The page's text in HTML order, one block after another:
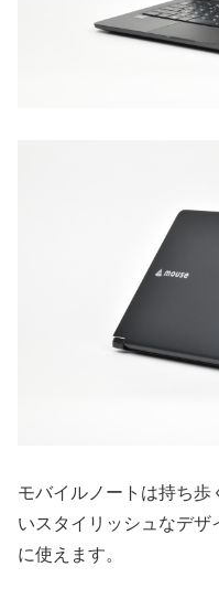
モバイルノートは持ち歩
いスタイリッシュなデザ
に使えます。